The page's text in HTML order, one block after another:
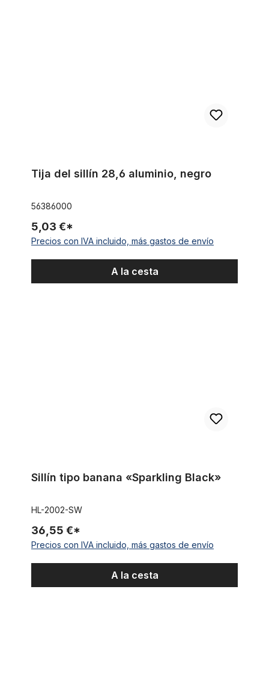
Tija del sillín 28,6 aluminio, negro
56386000
5,03 €*
Precios con IVA incluido, más gastos de envío
A la cesta
Sillín tipo banana «Sparkling Black»
HL-2002-SW
36,55 €*
Precios con IVA incluido, más gastos de envío
A la cesta